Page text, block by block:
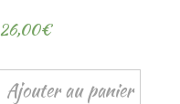
26,00€
Ajouter au panier